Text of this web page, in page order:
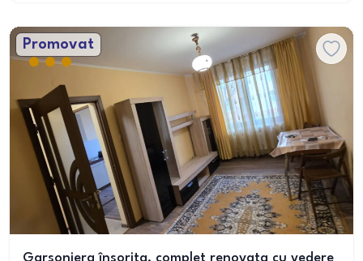
Promovat
Garsoniera însorita, complet renovata cu vedere